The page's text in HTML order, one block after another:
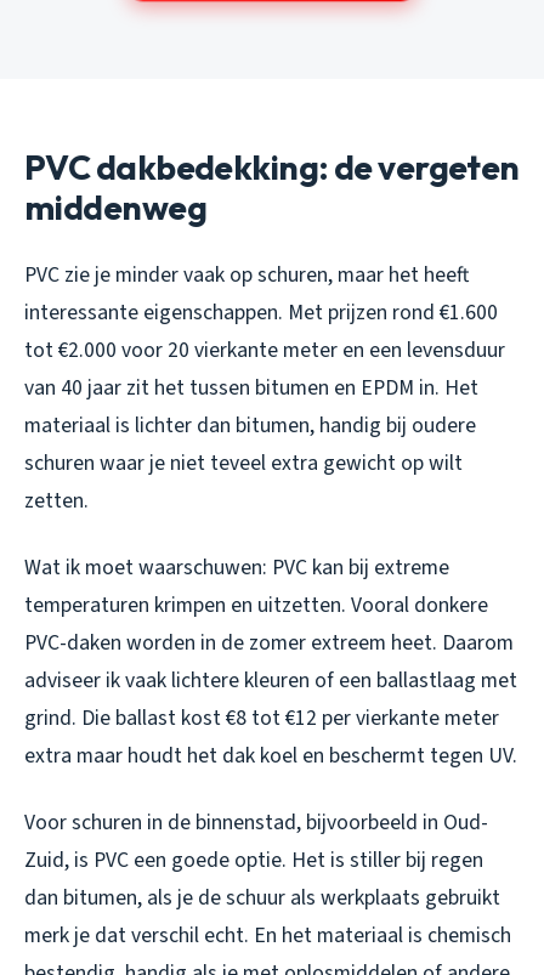
PVC dakbedekking: de vergeten
middenweg
PVC zie je minder vaak op schuren, maar het heeft
interessante eigenschappen. Met prijzen rond €1.600
tot €2.000 voor 20 vierkante meter en een levensduur
van 40 jaar zit het tussen bitumen en EPDM in. Het
materiaal is lichter dan bitumen, handig bij oudere
schuren waar je niet teveel extra gewicht op wilt
zetten.
Wat ik moet waarschuwen: PVC kan bij extreme
temperaturen krimpen en uitzetten. Vooral donkere
PVC-daken worden in de zomer extreem heet. Daarom
adviseer ik vaak lichtere kleuren of een ballastlaag met
grind. Die ballast kost €8 tot €12 per vierkante meter
extra maar houdt het dak koel en beschermt tegen UV.
Voor schuren in de binnenstad, bijvoorbeeld in Oud-
Zuid, is PVC een goede optie. Het is stiller bij regen
dan bitumen, als je de schuur als werkplaats gebruikt
merk je dat verschil echt. En het materiaal is chemisch